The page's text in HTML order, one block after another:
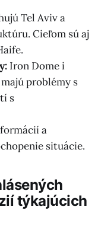
Tel Aviv a
Cieľom sú aj
Iron Dome i
problémy s
s
a
situácie.
týkajúcich